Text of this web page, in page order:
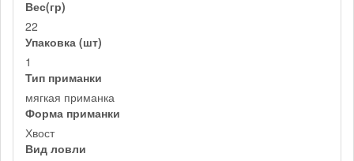
Вес(гр)
22
Упаковка (шт)
1
Тип приманки
мягкая приманка
Форма приманки
Хвост
Вид ловли